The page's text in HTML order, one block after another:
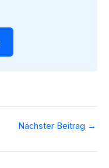
Nächster Beitrag →